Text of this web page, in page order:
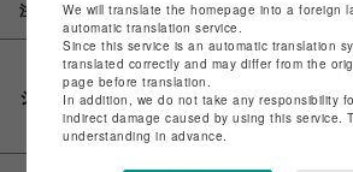
注意事項
シェアする
We will translate the homepage into a foreign
automatic translation service.
Since this service is an automatic translation
translated correctly and may differ from the
page before translation.
In addition, we do not take any responsibility
indirect damage caused by using this service.
understanding in advance.